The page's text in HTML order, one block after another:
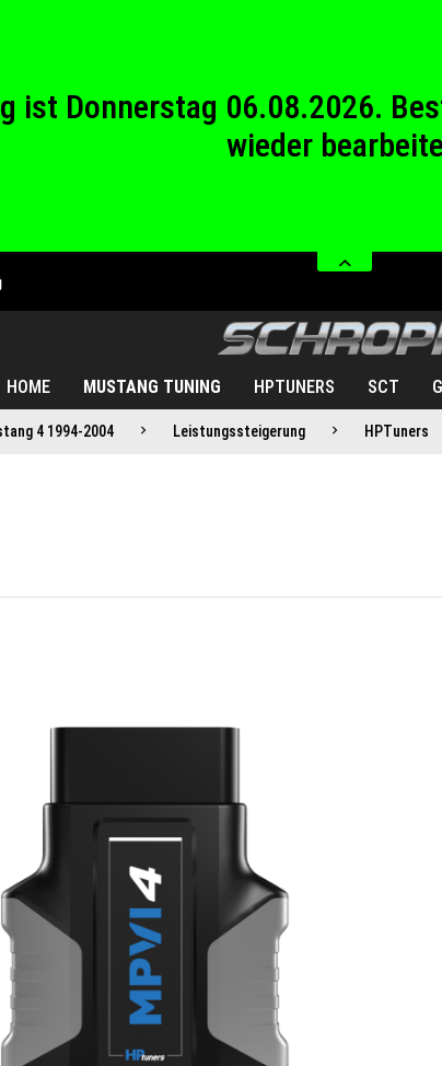
ist Donnerstag 06.08.2026.
wieder
HOME MUSTANG TUNING HPTUNERS SCT
4 1994-2004 Leistungssteigerung HPTuners